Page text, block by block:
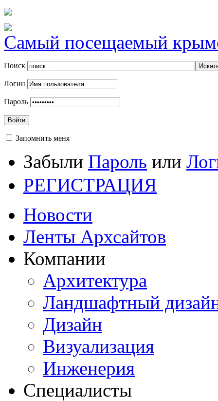
Самый посещаемый
Поиск
Логин
Пароль
Войти
Запомнить меня
Забыли Пароль или
РЕГИСТРАЦИЯ
Новости
Ленты Архсайтов
Компании
Архитектура
Ландшафтный
Дизайн
Визуализация
Инженерия
Специалисты